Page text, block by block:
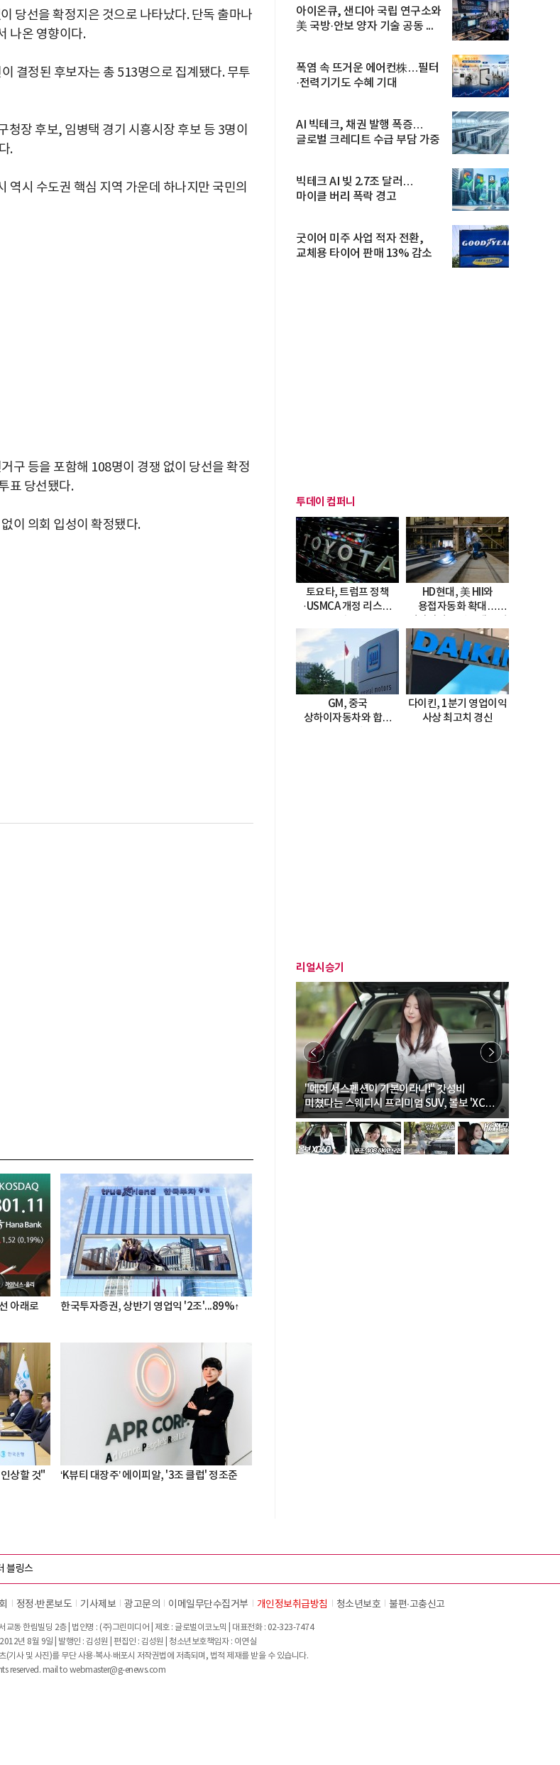
당선을 확정지은 것으로 나타났다. 단독 출마나
나온 영향이다.
결정된 후보자는 총 513명으로 집계됐다. 무투
장 후보, 임병택 경기 시흥시장 후보 등 3명이
.
역시 수도권 핵심 지역 가운데 하나지만 국민의
구 등을 포함해 108명이 경쟁 없이 당선을 확정
표 당선됐다.
이 의회 입성이 확정됐다.
아래로 한국투자증권, 상반기 영업익 '2조'...89%↑
상할 것" ‘K뷰티 대장주’ 에이피알, '3조 클럽' 정조준
아이온큐, 샌디아 국립 연구소와
美 국방·안보 양자 기술 공동 ...
폭염 속 뜨거운 에어컨株…필터
·전력기기도 수혜 기대
AI 빅테크, 채권 발행 폭증…
글로벌 크레디트 수급 부담 가중
빅테크 AI 빚 2.7조 달러…
마이클 버리 폭락 경고
굿이어 미주 사업 적자 전환,
교체용 타이어 판매 13% 감소
투데이 컴퍼니
토요타, 트럼프 정책
·USMCA 개정 리스크
HD현대, 美 HII와
용접자동화 확대…
도입
GM, 중국
상하이자동차와 합작
다이킨, 1분기 영업이익
사상 최고치 경신
리얼시승기
"에어 서스펜션이 기본이라니!" 갓성비
미쳤다는 스웨디시 프리미엄 SUV, 볼보 'XC60
B5 울트라'
블링스
정정∙반론보도 기사제보 광고문의 이메일무단수집거부 개인정보취급방침 청소년보호 불편∙고충신고
동 한림빌딩 2층 | 법인명 : (주)그린미디어 | 제호 : 글로벌이코노믹 | 대표전화 : 02-323-7474
년 8월 9일 | 발행인 : 김성원 | 편집인 : 김성원 | 청소년보호책임자 : 이연실
(기사 및 사진)를 무단 사용·복사·배포시 저작권법에 저촉되며, 법적 제재를 받을 수 있습니다.
reserved. mail to webmaster@g-enews.com